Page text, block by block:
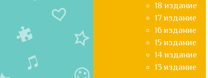
18 издание
17 издание
16 издание
15 издание
14 издание
13 издание